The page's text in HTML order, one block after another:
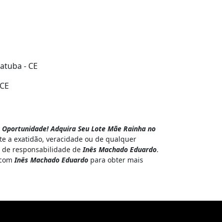
- CE
Adquira Seu Lote Mãe Rainha no
a exatidão, veracidade ou de qualquer
de responsabilidade deInês Machado Eduardo.
Inês Machado Eduardo para obter mais